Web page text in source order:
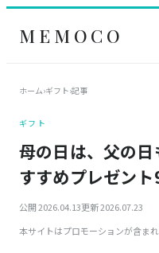
MEMOCO
ホーム›ギフト›記事
ギフト
母の日は、父の
すすめプレゼン
公開 2026.04.13更新 2026.07.23
本サイトはプロモーションが含まれ